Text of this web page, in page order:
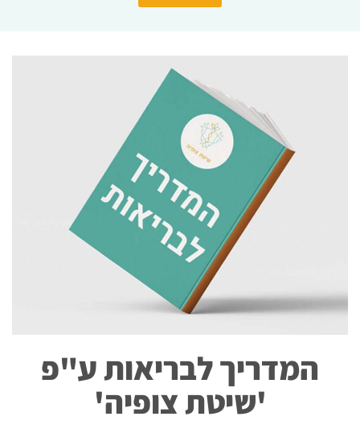
המדריך לבריאות ע"פ
'שיטת צופיה'